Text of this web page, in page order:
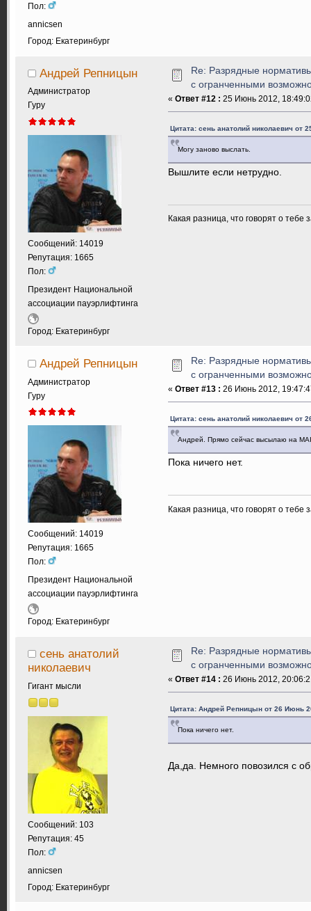
Пол:
annicsen
Город: Екатеринбург
Андрей Репницын
Администратор
Гуру
Сообщений: 14019
Репутация: 1665
Пол:
Президент Национальной
ассоциации пауэрлифтинга
Город: Екатеринбург
Re: Разрядные
с огранченными
« Ответ #12 : 25 Июнь 2012,
Цитата: сень анатолий николаевич от
Могу заново выслать.
Вышлите если нетрудно.
Какая разница, что говорят о
Андрей Репницын
Администратор
Гуру
Сообщений: 14019
Репутация: 1665
Пол:
Президент Национальной
ассоциации пауэрлифтинга
Город: Екатеринбург
Re: Разрядные
с огранченными
« Ответ #13 : 26 Июнь 2012,
Цитата: сень анатолий николаевич от
Андрей. Прямо сейчас высылаю на
Пока ничего нет.
Какая разница, что говорят о
сень анатолий
николаевич
Гигант мысли
Сообщений: 103
Репутация: 45
Пол:
annicsen
Город: Екатеринбург
Re: Разрядные
с огранченными
« Ответ #14 : 26 Июнь 2012,
Цитата: Андрей Репницын от 26 Июнь
Пока ничего нет.
Да,да. Немного повозился с